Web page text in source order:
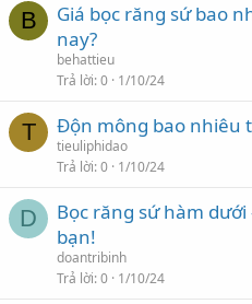
B
Giá bọc răng sứ bao
nay?
behattieu
Trả lời 0 1/10/24
T Độn mông bao nhiêu
tieuliphidao
Trả lời 0 1/10/24
D
Bọc răng sứ hàm
bạn!
doantribinh
Trả lời 0 1/10/24